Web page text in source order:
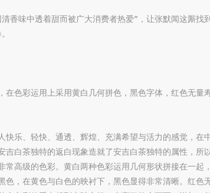
香味中透着甜而被广大消费者热爱”，让张默闻这厮找
在色彩运用上采用黄白几何拼色，黑色字体，红色无量
乐、轻快、通透、辉煌、充满希望与活力的感觉，在
白茶独特的返白现象造就了安吉白茶独特的属性，所
常高级的色彩。黄白两种色彩运用几何形状拼接在一起
，在黄色与白色的映衬下，黑色显得非常清晰。红色